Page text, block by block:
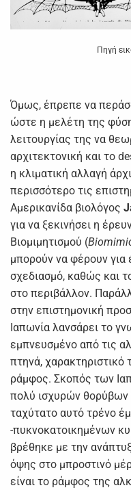
Πηγή
Όμως, έπρεπε να
ώστε η μελέτη της
λειτουργίας της να
αρχιτεκτονική και το
η κλιματική αλλαγή
περισσότερο τις
Αμερικανίδα βιολόγος
για να ξεκινήσει η
Βιομιμητισμού (
μπορούν να φέρουν για
σχεδιασμό, καθώς και
στο περιβάλλον.
στην επιστημονική
Ιαπωνία λανσάρει το
εμπνευσμένο από τις
πτηνά, χαρακτηριστικό
ράμφος. Σκοπός των
πολύ ισχυρών θορύβων
ταχύτατο αυτό τρένο
-πυκνοκατοικημένων
βρέθηκε με την
όψης στο μπροστινό
είναι το ράμφος της